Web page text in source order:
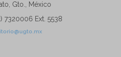
Gto., México
7320006 Ext. 5538